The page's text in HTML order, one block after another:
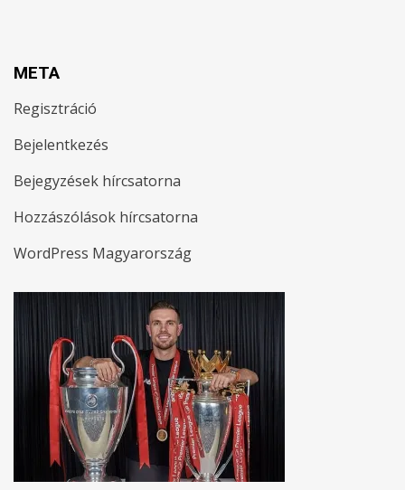
META
Regisztráció
Bejelentkezés
Bejegyzések hírcsatorna
Hozzászólások hírcsatorna
WordPress Magyarország